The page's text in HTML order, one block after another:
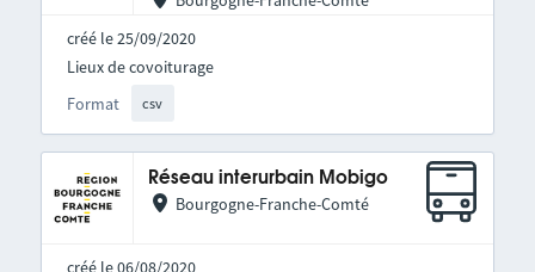
créé le 25/09/2020
Format csv
Lieux de covoiturage
Réseau interurbain Mobigo
Bourgogne-Franche-Comté